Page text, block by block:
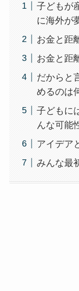
子どもが
に海外が
お金と距
お金と距
だからと
めるのは
子どもに
んな可能
アイデア
みんな最